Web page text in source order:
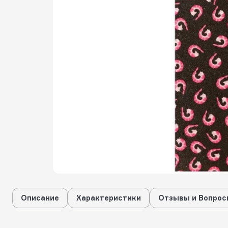
Описание Характеристики Отзывы и